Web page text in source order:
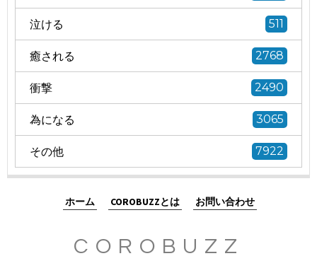
泣ける 511
癒される 2768
衝撃 2490
為になる 3065
その他 7922
ホーム COROBUZZとは お問い合わせ
COROBUZZ